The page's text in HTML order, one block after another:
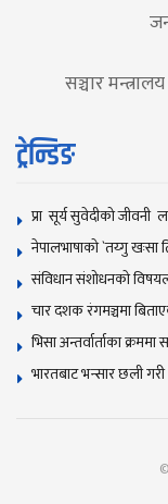
सञ्चार
ट्रेन्डिङ
प्रा सूर्य सुवेदीको जीवनी
नेपालभाषाकाे `तय्गु खःसा
संविधान संशोधनकाे
चार दशक रंगमञ्चमा
भिसा अन्तर्वार्ताका
भारतबाट भन्सार छली